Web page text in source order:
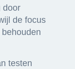
door
de focus
testen